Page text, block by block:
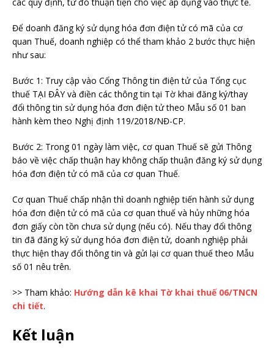
Để doanh đăng ký sử dụng hóa đơn điện tử có mã của cơ
quan Thuế, doanh nghiệp có thể tham khảo 2 bước thực hiện
như sau:
Bước 1: Truy cập vào Cổng Thông tin điện tử của Tổng cục
thuế TẠI ĐÂY và điền các thông tin tại Tờ khai đăng ký/thay
đổi thông tin sử dụng hóa đơn điện tử theo Mẫu số 01 ban
hành kèm theo Nghị định 119/2018/NĐ-CP.
Bước 2: Trong 01 ngày làm việc, cơ quan Thuế sẽ gửi Thông
báo về việc chấp thuận hay không chấp thuận đăng ký sử dụng
hóa đơn điện tử có mã của cơ quan Thuế.
Cơ quan Thuế chấp nhận thì doanh nghiệp tiến hành sử dụng
hóa đơn điện tử có mã của cơ quan thuế và hủy những hóa
đơn giấy còn tồn chưa sử dụng (nếu có). Nếu thay đổi thông
tin đã đăng ký sử dụng hóa đơn điện tử, doanh nghiệp phải
thực hiện thay đổi thông tin và gửi lại cơ quan thuế theo Mẫu
số 01 nêu trên.
>> Tham khảo: Hướng dẫn kê khai Tờ khai thuế 06/TNCN
chi tiết.
Kết luận